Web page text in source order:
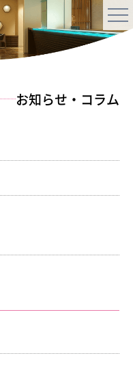
お知らせ・コラム